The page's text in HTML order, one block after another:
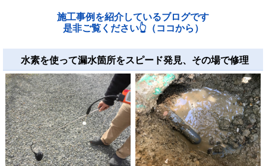
施工事例を紹介しているブログです
是非ご覧ください👆（ココから）
水素を使って漏水箇所をスピード発見、その場で修理